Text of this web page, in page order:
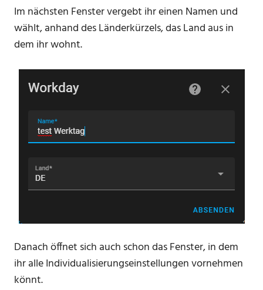
Im nächsten Fenster vergebt ihr einen Namen und
wählt, anhand des Länderkürzels, das Land aus in
dem ihr wohnt.
Danach öffnet sich auch schon das Fenster, in dem
ihr alle Individualisierungseinstellungen vornehmen
könnt.